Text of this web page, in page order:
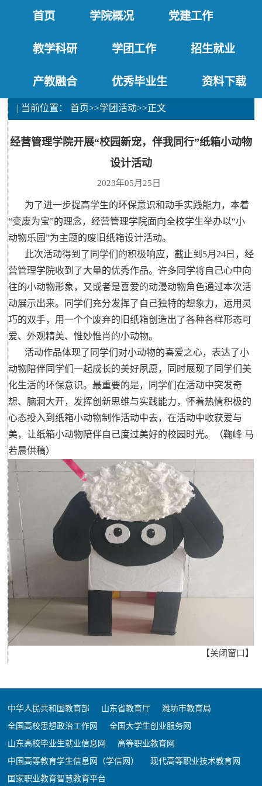
首页 学院概况 党建工作
教学科研 学团工作 招生就业
产教融合 优秀毕业生 资料下载
| 当前位置：首页>>学团活动>>正文
经营管理学院开展“校园新宠，伴我同行”纸箱小动物
设计活动
2023年05月25日
为了进一步提高学生的环保意识和动手实践能力，本着
“变废为宝”的理念，经营管理学院面向全校学生举办以“小
动物乐园”为主题的废旧纸箱设计活动。
此次活动得到了同学们的积极响应，截止到5月24日，经
营管理学院收到了大量的优秀作品。许多同学将自己心中向
往的小动物形象，又或者是喜爱的动漫动物角色通过本次活
动展示出来。同学们充分发挥了自己独特的想象力，运用灵
巧的双手，用一个个废弃的旧纸箱创造出了各种各样形态可
爱、外观精美、惟妙惟肖的小动物。
活动作品体现了同学们对小动物的喜爱之心，表达了小
动物陪伴同学们一起成长的美好夙愿，同时展现了同学们美
化生活的环保意识。最重要的是，同学们在活动中突发奇
想、脑洞大开，发挥创新思维与实践能力，怀着热情积极的
心态投入到纸箱小动物制作活动中去，在活动中收获爱与
美，让纸箱小动物陪伴自己度过美好的校园时光。（鞠峰 马
若晨供稿）
【关闭窗口 】
中华人民共和国教育部 山东省教育厅
潍坊市教育局
全国高校思想政治工作网
全国大学生创业服务网
山东高校毕业生就业信息网
高等职业教育网
中国高等教育学生信息网（学信网）
现代高等职业技术教育网
国家职业教育智慧教育平台